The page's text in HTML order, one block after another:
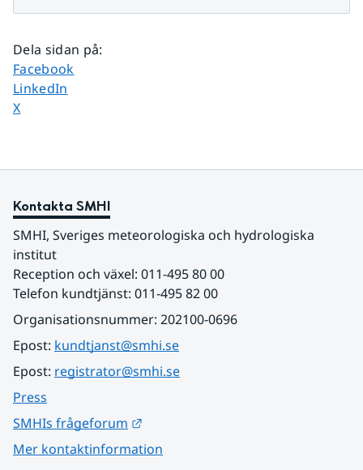
Dela sidan på:
Dela sidan på
Facebook
Dela sidan på
LinkedIn
Dela sidan på
X
Kontakta SMHI
SMHI, Sveriges meteorologiska och hydrologiska
institut
Reception och växel: 011-495 80 00
Telefon kundtjänst: 011-495 82 00
Organisationsnummer: 202100-0696
Epost: kundtjanst@smhi.se
Epost: registrator@smhi.se
Press
SMHIs frågeforum
Mer kontaktinformation